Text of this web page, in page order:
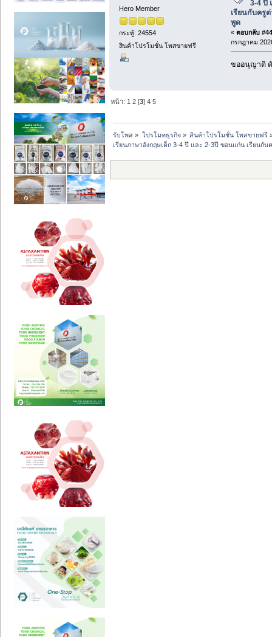
Hero Member
กระทู้: 24554
สินค้าโปรโมชั่น โพสขายฟรี
3-4 ปี
เรียนกับครู
พูด
« ตอบกลับ
กรกฎาคม
ขออนุญาติ
หน้า: 1 2 [3]4 5
รับโพส » โปรโมทธุรกิจ» สินค้าโปรโมชั่น โพสขายฟรี
เรียนภาษาอังกฤษเด็ก 3-4 ปี และ 2-3ปี ขอนแก่น เรียนกั